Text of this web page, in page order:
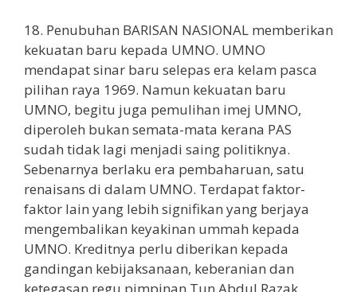
18. Penubuhan BARISAN NASIONAL memberikan
kekuatan baru kepada UMNO. UMNO
mendapat sinar baru selepas era kelam pasca
pilihan raya 1969. Namun kekuatan baru
UMNO, begitu juga pemulihan imej UMNO,
diperoleh bukan semata-mata kerana PAS
sudah tidak lagi menjadi saing politiknya.
Sebenarnya berlaku era pembaharuan, satu
renaisans di dalam UMNO. Terdapat faktor-
faktor lain yang lebih signifikan yang berjaya
mengembalikan keyakinan ummah kepada
UMNO. Kreditnya perlu diberikan kepada
gandingan kebijaksanaan, keberanian dan